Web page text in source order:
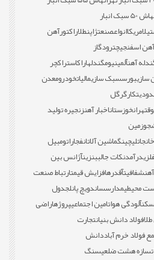
هاش 50 سبک انبار
امریکاانواعصنعتژاپنطلاراکتورآهن
آهن اسفنجیچترودگاز
آهنآلمینیومگندلهاراکاستراکچر
سازیبورسسبک سازیمالیاتخودرومعدن
کارگرگل
تهرانخوزستاناخبار آهنزنجیره تولید
زمین
لیچینگماشین آلاتانفجاراتومبیل
درآمدنکات جالببنزینآژانس بین
شفافیتآقدرهافزایش قیمتارتباط صنعت
محیطیمدارسساندویچ پانلجدول
آلودگی هواتامین اجتماعیپروژهاراضی
فولاد دانش بنیانتجارت
فولاد خرم آباددانش
سازه هشت ضلعیسنگ